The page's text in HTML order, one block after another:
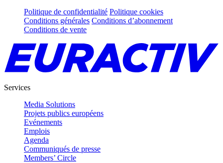
Politique de confidentialité Politique cookies
Conditions générales Conditions d’abonnement
Conditions de vente
Services
Media Solutions
Projets publics européens
Evénements
Emplois
Agenda
Communiqués de presse
Members’ Circle